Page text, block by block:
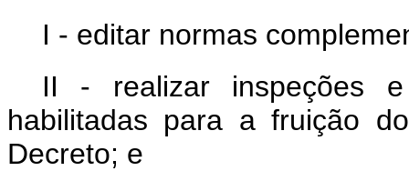
I - editar normas
II - realizar inspeções
habilitadas para a fruição
Decreto; e